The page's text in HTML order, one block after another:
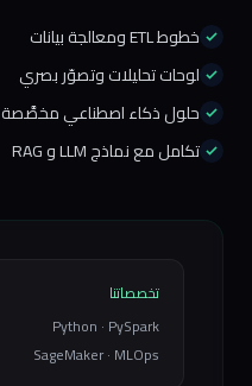
تخصصاتنا
Python · PySpark
SageMaker · MLOps
خطوط ETL ومعالجة بيانات
لوحات تحليلات وتصوّر بصري
حلول ذكاء اصطناعي مخصَّصة
تكامل مع نماذج LLM و RAG